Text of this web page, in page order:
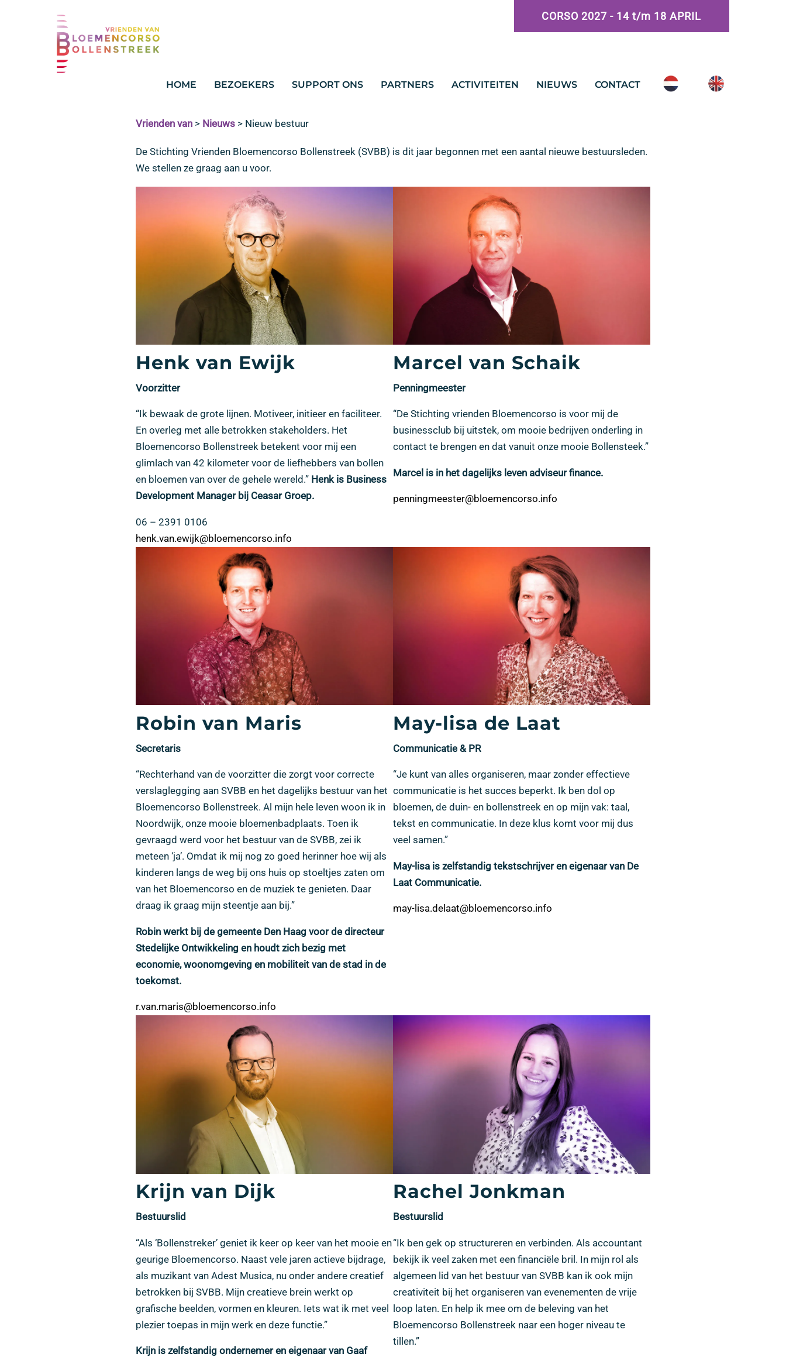
CORSO 2027 - 14 t/m 18 APRIL
HOME BEZOEKERS SUPPORT ONS PARTNERS ACTIVITEITEN NIEUWS CONTACT
Vrienden van > Nieuws > Nieuw bestuur
De Stichting Vrienden Bloemencorso Bollenstreek (SVBB) is dit jaar begonnen met een aantal nieuwe bestuursleden.
We stellen ze graag aan u voor.
Henk van Ewijk
Voorzitter
“Ik bewaak de grote lijnen. Motiveer, initieer en faciliteer.
En overleg met alle betrokken stakeholders. Het
Bloemencorso Bollenstreek betekent voor mij een
glimlach van 42 kilometer voor de liefhebbers van bollen
en bloemen van over de gehele wereld.” Henk is Business
Development Manager bij Ceasar Groep.
06 – 2391 0106
henk.van.ewijk@bloemencorso.info
Marcel van Schaik
Penningmeester
“De Stichting vrienden Bloemencorso is voor mij de
businessclub bij uitstek, om mooie bedrijven onderling in
contact te brengen en dat vanuit onze mooie Bollensteek.”
Marcel is in het dagelijks leven adviseur finance.
penningmeester@bloemencorso.info
Robin van Maris
Secretaris
“Rechterhand van de voorzitter die zorgt voor correcte
verslaglegging aan SVBB en het dagelijks bestuur van het
Bloemencorso Bollenstreek. Al mijn hele leven woon ik in
Noordwijk, onze mooie bloemenbadplaats. Toen ik
gevraagd werd voor het bestuur van de SVBB, zei ik
meteen ‘ja’. Omdat ik mij nog zo goed herinner hoe wij als
kinderen langs de weg bij ons huis op stoeltjes zaten om
van het Bloemencorso en de muziek te genieten. Daar
draag ik graag mijn steentje aan bij.”
Robin werkt bij de gemeente Den Haag voor de directeur
Stedelijke Ontwikkeling en houdt zich bezig met
economie, woonomgeving en mobiliteit van de stad in de
toekomst.
r.van.maris@bloemencorso.info
May-lisa de Laat
Communicatie & PR
“Je kunt van alles organiseren, maar zonder effectieve
communicatie is het succes beperkt. Ik ben dol op
bloemen, de duin- en bollenstreek en op mijn vak: taal,
tekst en communicatie. In deze klus komt voor mij dus
veel samen.”
May-lisa is zelfstandig tekstschrijver en eigenaar van De
Laat Communicatie.
may-lisa.delaat@bloemencorso.info
Krijn van Dijk
Bestuurslid
“Als ‘Bollenstreker’ geniet ik keer op keer van het mooie en
geurige Bloemencorso. Naast vele jaren actieve bijdrage,
als muzikant van Adest Musica, nu onder andere creatief
betrokken bij SVBB. Mijn creatieve brein werkt op
grafische beelden, vormen en kleuren. Iets wat ik met veel
plezier toepas in mijn werk en deze functie.”
Krijn is zelfstandig ondernemer en eigenaar van Gaaf
Rachel Jonkman
Bestuurslid
“Ik ben gek op structureren en verbinden. Als accountant
bekijk ik veel zaken met een financiële bril. In mijn rol als
algemeen lid van het bestuur van SVBB kan ik ook mijn
creativiteit bij het organiseren van evenementen de vrije
loop laten. En help ik mee om de beleving van het
Bloemencorso Bollenstreek naar een hoger niveau te
tillen.”